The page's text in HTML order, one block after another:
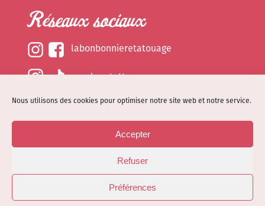
Nous utilisons des cookies pour optimiser notre site web et notre service.
Accepter
Refuser
Préférences
Réseaux sociaux
labonbonnieretatouage
epsylonetattoo
kloelicious_
Mentions légales
Politique de cookies (EU)
© Site web réalisé parDénode- Illustrations par
Kloelicioustattoo tous droits réservés